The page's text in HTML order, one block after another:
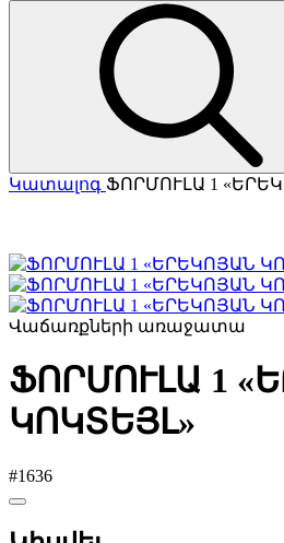
Կատալոգ ՖՈՐՄՈՒԼԱ 1
Վաճառքների առաջատա
ՖՈՐՄՈՒԼԱ 1
ԿՈԿՏԵՅԼ»
#1636